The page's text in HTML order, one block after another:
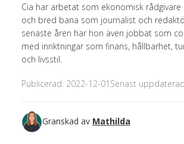
Cia har arbetat som ekonomisk rådgivare
och bred bana som journalist och
senaste åren har hon även jobbat som
med inriktningar som finans, hållbarhet,
och livsstil.
Publicerad: 2022-12-01 Senast
Granskad av Mathilda